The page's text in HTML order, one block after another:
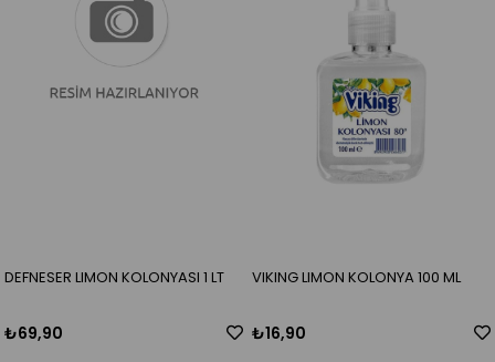
DEFNESER LIMON KOLONYASI 1 LT
₺69,90
VIKING LIMON KOLONYA 100 ML
₺16,90